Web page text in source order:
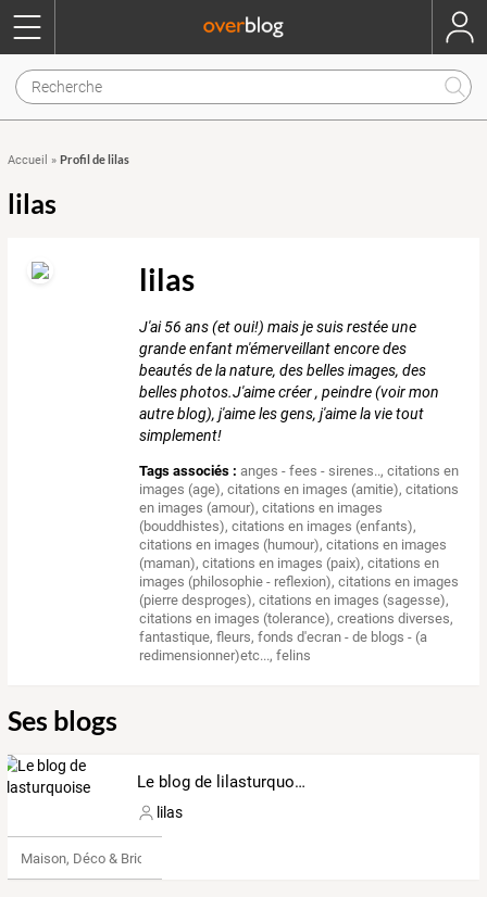
Accueil » Profil de lilas
lilas
lilas
J'ai 56 ans (et oui!) mais je suis restée une
grande enfant m'émerveillant encore des
beautés de la nature, des belles images, des
belles photos.J'aime créer , peindre (voir mon
autre blog), j'aime les gens, j'aime la vie tout
simplement!
Tags associés : anges - fees - sirenes..,citations en
images (age),citations en images (amitie),citations
en images (amour),citations en images
(bouddhistes),citations en images (enfants),
citations en images (humour),citations en images
(maman),citations en images (paix),citations en
images (philosophie - reflexion),citations en images
(pierre desproges),citations en images (sagesse),
citations en images (tolerance),creations diverses,
fantastique,fleurs,fonds d'ecran - de blogs - (a
redimensionner)etc...,felins
Ses blogs
Le blog de lilasturquoise
lilas
Maison, Déco & Bricolage